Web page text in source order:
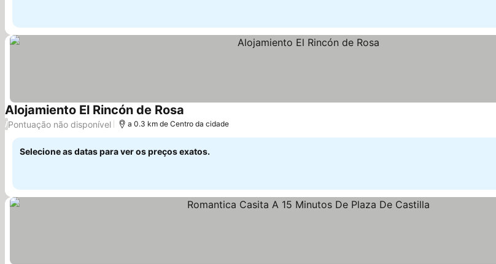
Alojamiento El Rincón de Rosa
/Pontuação não disponível a 0.3 km de Centro da cidade
Selecione as datas para ver os preços exatos.